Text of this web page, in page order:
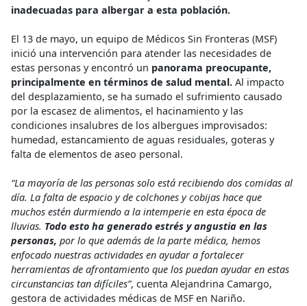
inadecuadas para albergar a esta población.
El 13 de mayo, un equipo de Médicos Sin Fronteras (MSF)
inició una intervención para atender las necesidades de
estas personas y encontró un panorama preocupante,
principalmente en términos de salud mental. Al impacto
del desplazamiento, se ha sumado el sufrimiento causado
por la escasez de alimentos, el hacinamiento y las
condiciones insalubres de los albergues improvisados:
humedad, estancamiento de aguas residuales, goteras y
falta de elementos de aseo personal.
“La mayoría de las personas solo está recibiendo dos comidas al
día. La falta de espacio y de colchones y cobijas hace que
muchos estén durmiendo a la intemperie en esta época de
lluvias. Todo esto ha generado estrés y angustia en las
personas, por lo que además de la parte médica, hemos
enfocado nuestras actividades en ayudar a fortalecer
herramientas de afrontamiento que los puedan ayudar en estas
circunstancias tan difíciles”, cuenta Alejandrina Camargo,
gestora de actividades médicas de MSF en Nariño.